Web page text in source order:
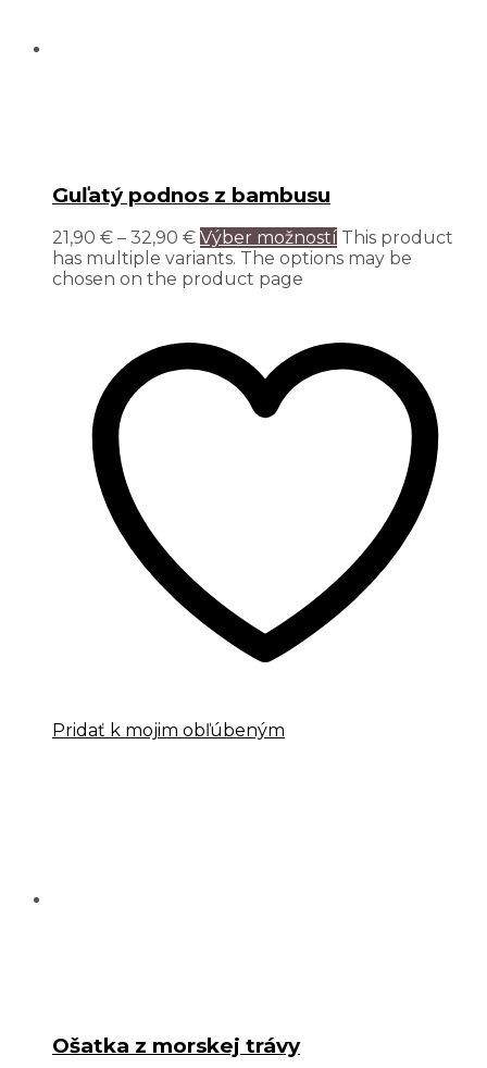
Guľatý podnos z bambusu
21,90 € – 32,90 € Výber možností This product
has multiple variants. The options may be
chosen on the product page
Pridať k mojim obľúbeným
Ošatka z morskej trávy